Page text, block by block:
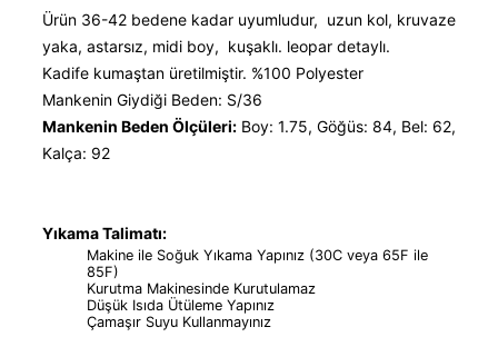
Ürün 36-42 bedene kadar uyumludur, uzun kol, kruvaze
yaka, astarsız, midi boy, kuşaklı. leopar detaylı.
Kadife kumaştan üretilmiştir. %100 Polyester
Mankenin Giydiği Beden: S/36
Mankenin Beden Ölçüleri: Boy: 1.75, Göğüs: 84, Bel: 62,
Kalça: 92
Yıkama Talimatı:
Makine ile Soğuk Yıkama Yapınız (30C veya 65F ile
85F)
Kurutma Makinesinde Kurutulamaz
Düşük Isıda Ütüleme Yapınız
Çamaşır Suyu Kullanmayınız